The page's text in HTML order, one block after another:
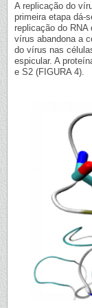
A replicação do
primeira etapa dá-
replicação do
vírus abandona a
do vírus nas
espicular. A
e S2 (FIGURA 4).